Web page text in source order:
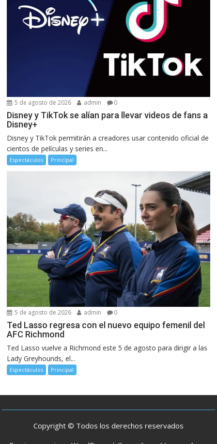
5 de agosto de 2026 admin 0
Disney y TikTok se alían para llevar videos de fans a
Disney+
Disney y TikTok permitirán a creadores usar contenido oficial de
cientos de películas y series en...
Espectáculos Principal
5 de agosto de 2026 admin 0
Ted Lasso regresa con el nuevo equipo femenil del
AFC Richmond
Ted Lasso vuelve a Richmond este 5 de agosto para dirigir a las
Lady Greyhounds, el...
Espectáculos Principal
Copyright © Todos los derechos reservados